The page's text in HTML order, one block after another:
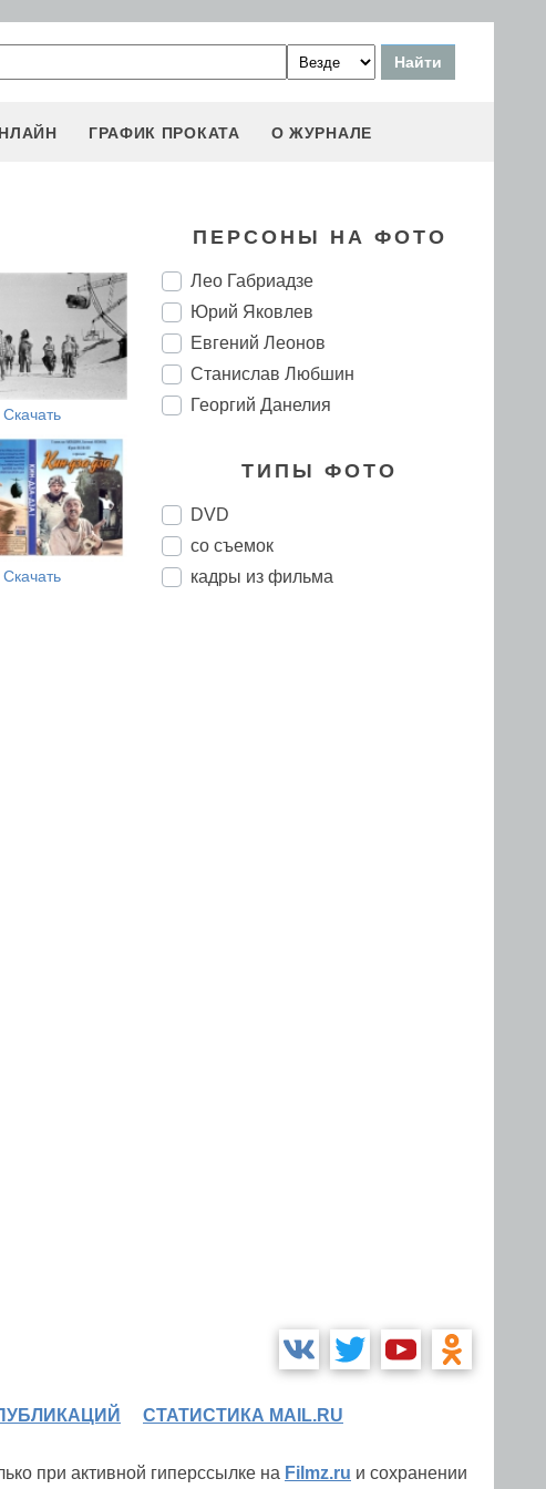
ГРАФИК ПРОКАТА О ЖУРНАЛЕ
Скачать
Скачать
ПЕРСОНЫ НА ФОТО
Лео Габриадзе
Юрий Яковлев
Евгений Леонов
Станислав Любшин
Георгий Данелия
ТИПЫ ФОТО
DVD
со съемок
кадры из фильма
СТАТИСТИКА MAIL.RU
при активной гиперссылке на Filmz.ru и сохранении